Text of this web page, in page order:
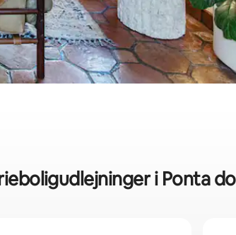
i Ponta